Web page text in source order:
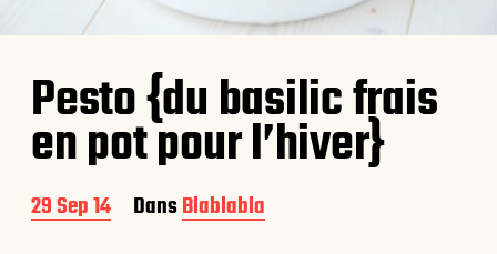
Pesto {du basilic frais
en pot pour l’hiver}
D
a
29 Sep 14 DansBlablabla